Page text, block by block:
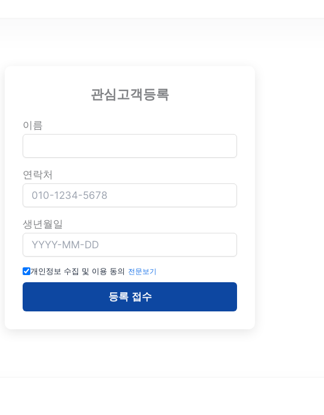
관심고객등록
이름
연락처
생년월일
개인정보 수집 및 이용 동의 전문보기
등록 접수